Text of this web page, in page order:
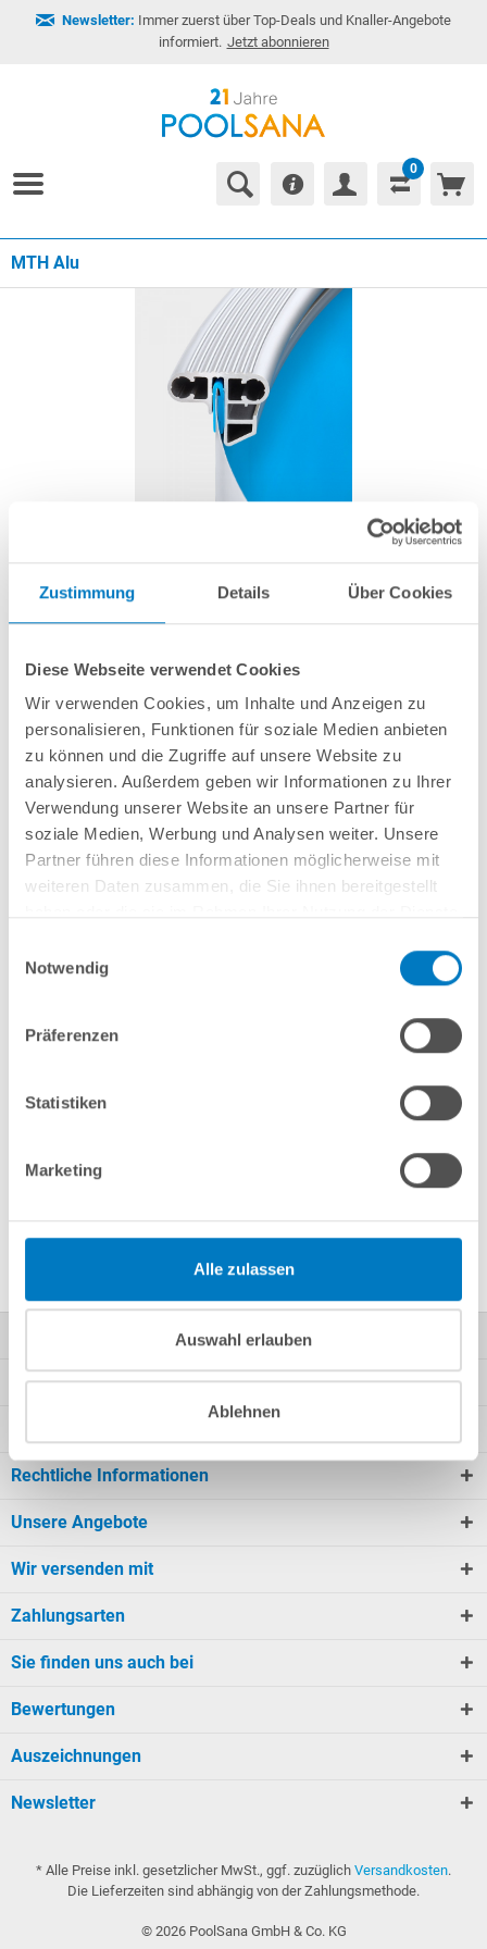
Zustimmung Details Über Cookies
Diese Webseite verwendet Cookies
Wir verwenden Cookies, um Inhalte und Anzeigen zu
personalisieren, Funktionen für soziale Medien anbieten
zu können und die Zugriffe auf unsere Website zu
analysieren. Außerdem geben wir Informationen zu Ihrer
Verwendung unserer Website an unsere Partner für
soziale Medien, Werbung und Analysen weiter. Unsere
Partner führen diese Informationen möglicherweise mit
weiteren Daten zusammen, die Sie ihnen bereitgestellt
Notwendig
Präferenzen
Statistiken
Marketing
Alle zulassen
Auswahl erlauben
Ablehnen
Newsletter: Immer zuerst über Top-Deals und Knaller-Angebote
informiert. Jetzt abonnieren
0
MTH Alu
54,99 € *
inkl. gesetzlicher MwSt.zzgl. Versandkosten; ab 99,- frachtfrei
Lieferung in ca. 1-3 Arbeitstagen
Handlaufsegment für POOLSANA Kombi-Spezialhandlauf für HQ-
Stahlwandbecken Ø 4,50 m | Aluminium
Vergleichen Merken
Fragen? Wir helfen Ihnen gerne weiter:
Anfrageformular
Produktbeschreibung
Mein Konto
Rechtliche Informationen
Unsere Angebote
Wir versenden mit
Zahlungsarten
Sie finden uns auch bei
Bewertungen
Auszeichnungen
Newsletter
* Alle Preise inkl. gesetzlicher MwSt., ggf. zuzüglich Versandkosten.
Die Lieferzeiten sind abhängig von der Zahlungsmethode.
© 2026PoolSana GmbH & Co. KG